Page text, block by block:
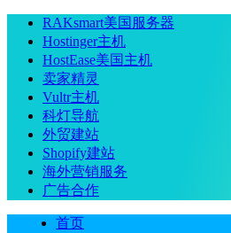
RAKsmart美国服务器
Hostinger主机
HostEase美国主机
卖家精灵
Vultr主机
科灯导航
外贸建站
Shopify建站
海外营销服务
广告合作
首页